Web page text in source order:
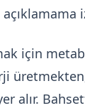
için
alır.